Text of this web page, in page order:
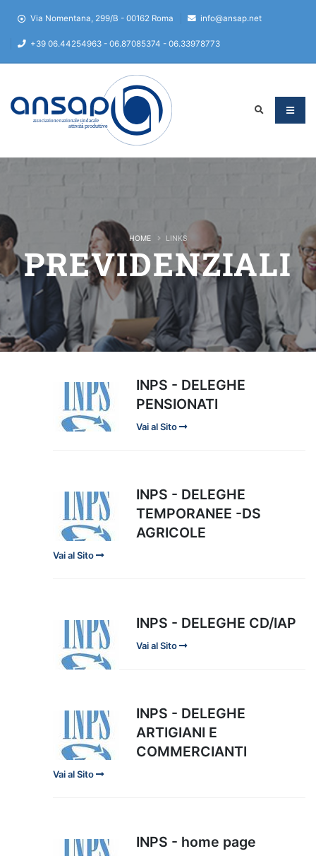
Via Nomentana, 299/B - 00162 Roma info@ansap.net
+39 06.44254963 - 06.87085374 - 06.33978773
PREVIDENZIALI
HOME LINKS
INPS - DELEGHE
PENSIONATI
Vai al Sito
INPS - DELEGHE
TEMPORANEE -DS
AGRICOLE
Vai al Sito
INPS - DELEGHE CD/IAP
Vai al Sito
INPS - DELEGHE
ARTIGIANI E
COMMERCIANTI
Vai al Sito
INPS - home page